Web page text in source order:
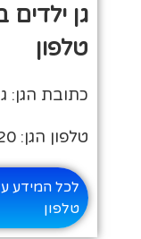
גן
טלפון
כתובת הגן:
טלפון הגן: 03-7310020
לכל המידע
טלפון